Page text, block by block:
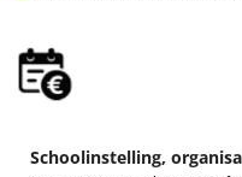
Schoolinstelling,